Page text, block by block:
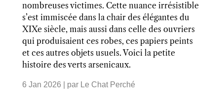
nombreuses victimes. Cette nuance irrésistible
s’est immiscée dans la chair des élégantes du
XIXe siècle, mais aussi dans celle des ouvriers
qui produisaient ces robes, ces papiers peints
et ces autres objets usuels. Voici la petite
histoire des verts arsenicaux.
6 Jan 2026 | par Le Chat Perché